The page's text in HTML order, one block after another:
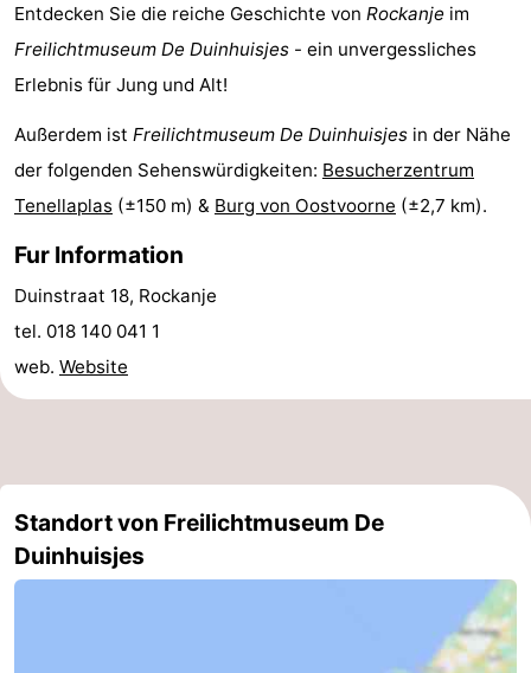
Parken
Medizin
Adressen
Region
Südholland
-
Leiden
Bollenstreek
-
Natur
-
Scheveningen
-
Entdecken Sie die reiche Geschichte von Rockanje im
Freilichtmuseum De Duinhuisjes - ein unvergessliches
Erlebnis für Jung und Alt!
Außerdem ist Freilichtmuseum De Duinhuisjes in der Nähe
der folgenden Sehenswürdigkeiten: Besucherzentrum
Tenellaplas (±150 m) & Burg von Oostvoorne (±2,7 km).
Fur Information
Duinstraat 18, Rockanje
tel. 018 140 041 1
web. Website
Standort von Freilichtmuseum De
Duinhuisjes